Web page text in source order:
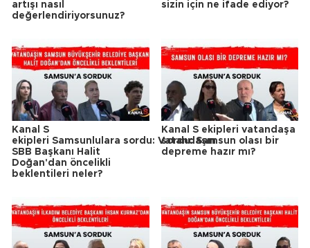
artışı nasıl
değerlendiriyorsunuz?
sizin için ne ifade ediyor?
Kanal S
ekipleri Samsunlulara sordu: Vatandaşın
SBB Başkanı Halit
Doğan'dan öncelikli
beklentileri neler?
Kanal S ekipleri vatandaşa
sordu: Samsun olası bir
depreme hazır mı?